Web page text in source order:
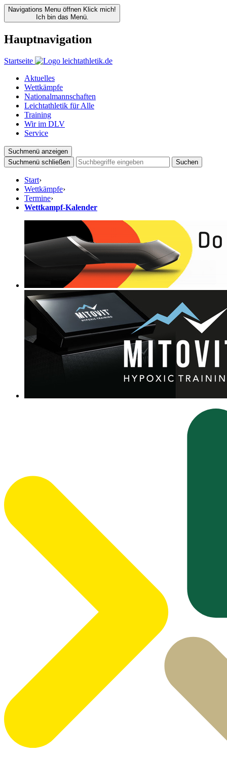
Navigations Menu öffnen Klick mich!
Ich bin das Menü.
Hauptnavigation
Startseite
Aktuelles
Wettkämpfe
Nationalmannschaften
Leichtathletik für Alle
Training
Wir im DLV
Service
Suchmenü anzeigen
Suchmenü schließen
Suchen
Start›
Wettkämpfe›
Termine›
Wettkampf-Kalender